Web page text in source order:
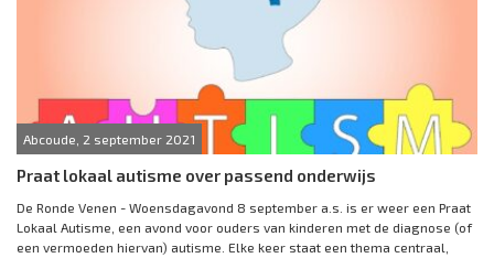
Abcoude, 2 september 2021
Praat lokaal autisme over passend onderwijs
De Ronde Venen - Woensdagavond 8 september a.s. is er weer een Praat
Lokaal Autisme, een avond voor ouders van kinderen met de diagnose (of
een vermoeden hiervan) autisme. Elke keer staat een thema centraal,